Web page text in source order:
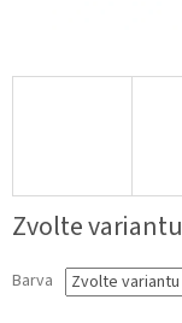
Zvolte variantu
Barva